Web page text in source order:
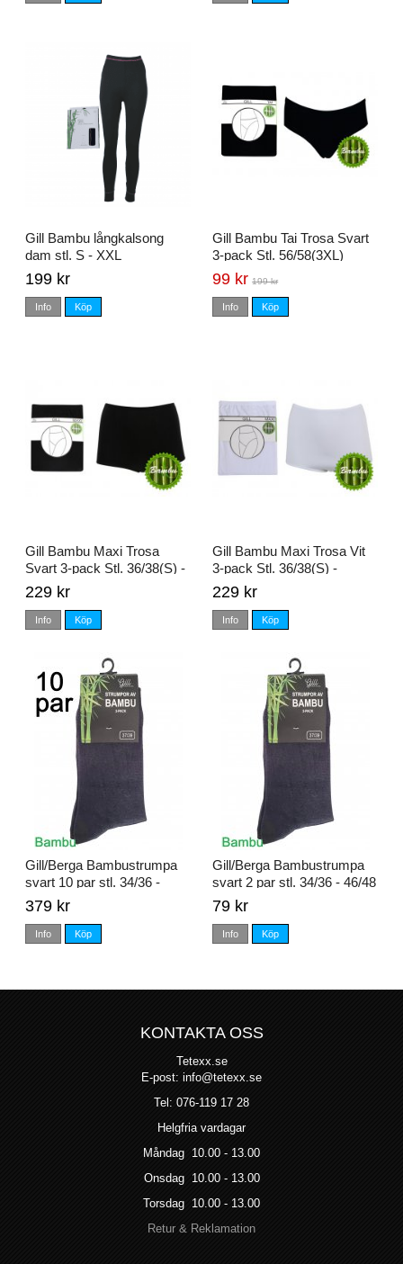
Gill Bambu långkalsong
dam stl. S - XXL
199 kr
Info Köp
Gill Bambu Tai Trosa Svart
3-pack Stl. 56/58(3XL)
99 kr 199 kr
Info Köp
Gill Bambu Maxi Trosa
Svart 3-pack Stl. 36/38(S) -
56/58(3XL)
229 kr
Info Köp
Gill Bambu Maxi Trosa Vit
3-pack Stl. 36/38(S) -
56/58(3XL)
229 kr
Info Köp
Gill/Berga Bambustrumpa
svart 10 par stl. 34/36 -
46/48
379 kr
Info Köp
Gill/Berga Bambustrumpa
svart 2 par stl. 34/36 - 46/48
79 kr
Info Köp
KONTAKTA OSS
Tetexx.se
E-post: info@tetexx.se
Tel: 076-119 17 28
Helgfria vardagar
Måndag 10.00 - 13.00
Onsdag 10.00 - 13.00
Torsdag 10.00 - 13.00
Retur & Reklamation